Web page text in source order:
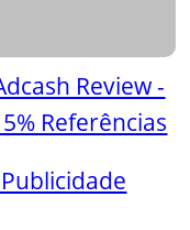
Review -
Referências